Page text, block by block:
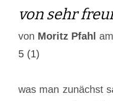
von sehr
von Moritz Pfahl
5 (1)
was man zunächst